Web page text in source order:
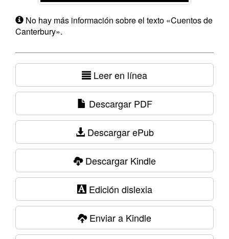
No hay más información sobre el texto «Cuentos de
Canterbury».
Leer en línea
Descargar PDF
Descargar ePub
Descargar Kindle
Edición dislexia
Enviar a Kindle